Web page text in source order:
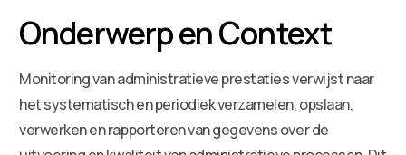
Onderwerp en Context
Monitoring van administratieve prestaties verwijst naar
het systematisch en periodiek verzamelen, opslaan,
verwerken en rapporteren van gegevens over de